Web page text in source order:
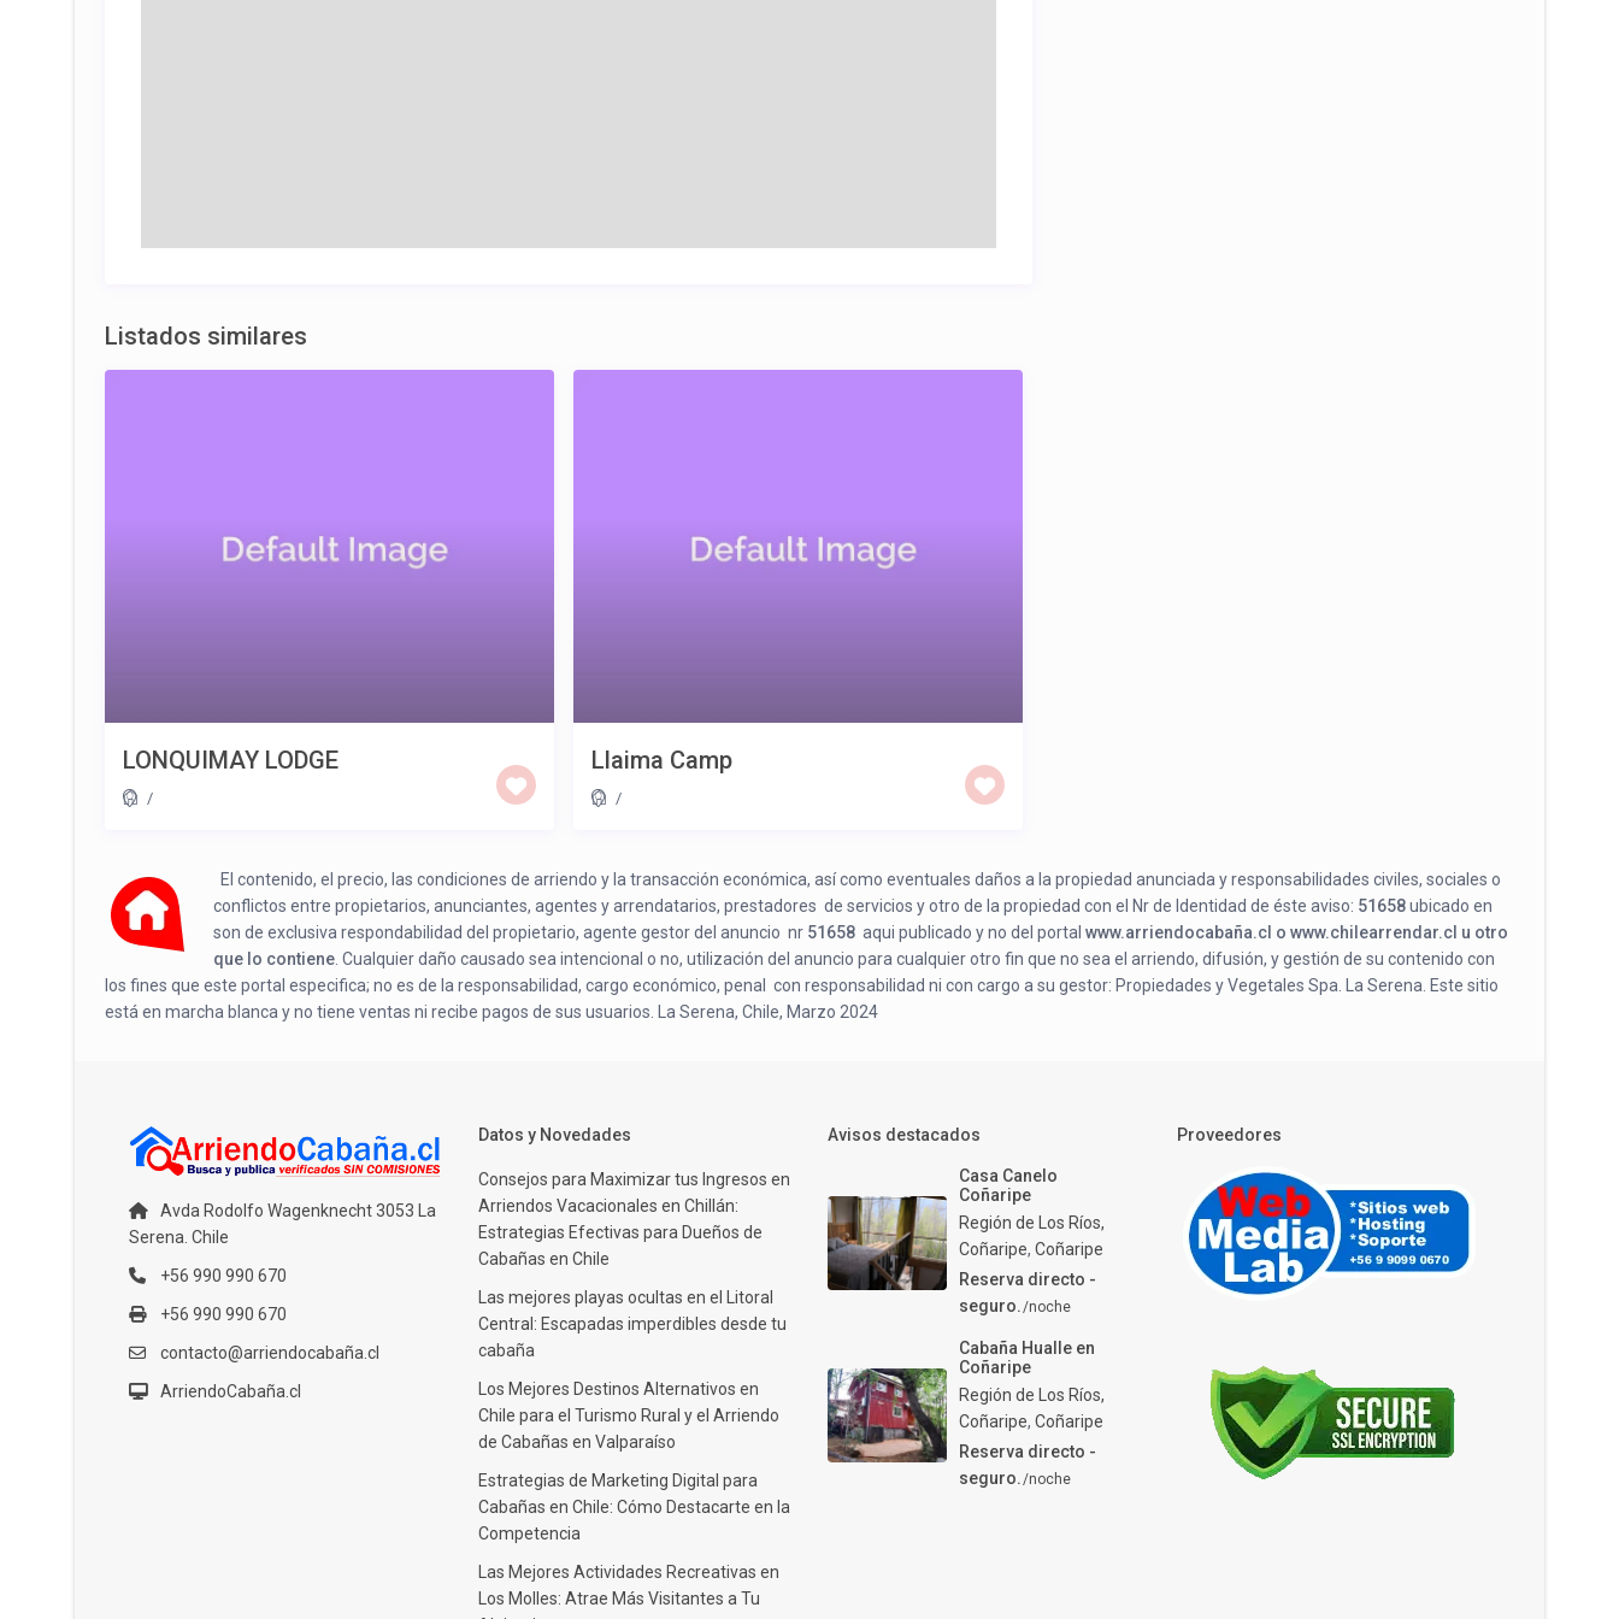
Listados similares
LONQUIMAY LODGE
/
Llaima Camp
/
El contenido, el precio, las condiciones de arriendo y la transacción económica, así como eventuales daños a la propiedad anunciada y responsabilidades civiles, sociales o
conflictos entre propietarios, anunciantes, agentes y arrendatarios, prestadores de servicios y otro de la propiedad con el Nr de Identidad de éste aviso: 51658ubicado en
son de exclusiva respondabilidad del propietario, agente gestor del anuncio nr 51658 aqui publicado y no del portal www.arriendocabaña.cl o www.chilearrendar.cl u otro
que lo contiene . Cualquier daño causado sea intencional o no, utilización del anuncio para cualquier otro fin que no sea el arriendo, difusión, y gestión de su contenido con
los fines que este portal especifica; no es de la responsabilidad, cargo económico, penal con responsabilidad ni con cargo a su gestor: Propiedades y Vegetales Spa. La Serena. Este sitio
está en marcha blanca y no tiene ventas ni recibe pagos de sus usuarios. La Serena, Chile, Marzo 2024
Avda Rodolfo Wagenknecht 3053 La
Serena. Chile
+56 990 990 670
+56 990 990 670
contacto@arriendocabaña.cl
ArriendoCabaña.cl
Datos y Novedades
Consejos para Maximizar tus Ingresos en
Arriendos Vacacionales en Chillán:
Estrategias Efectivas para Dueños de
Cabañas en Chile
Las mejores playas ocultas en el Litoral
Central: Escapadas imperdibles desde tu
cabaña
Los Mejores Destinos Alternativos en
Chile para el Turismo Rural y el Arriendo
de Cabañas en Valparaíso
Estrategias de Marketing Digital para
Cabañas en Chile: Cómo Destacarte en la
Competencia
Las Mejores Actividades Recreativas en
Los Molles: Atrae Más Visitantes a Tu
Avisos destacados
Casa Canelo
Coñaripe
Región de Los Ríos,
Coñaripe,Coñaripe
Reserva directo -
seguro./noche
Cabaña Hualle en
Coñaripe
Región de Los Ríos,
Coñaripe,Coñaripe
Reserva directo -
seguro./noche
Proveedores